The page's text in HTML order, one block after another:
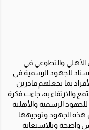
الأهلي والتطوعي في
للجهود الرسمية في
بما يجعلهم قادرين
والارتقاء به، جاءت فكرة
للجهود الرسمية والأهلية
هذه الجهود وتوجيهها
وبالاستعانة